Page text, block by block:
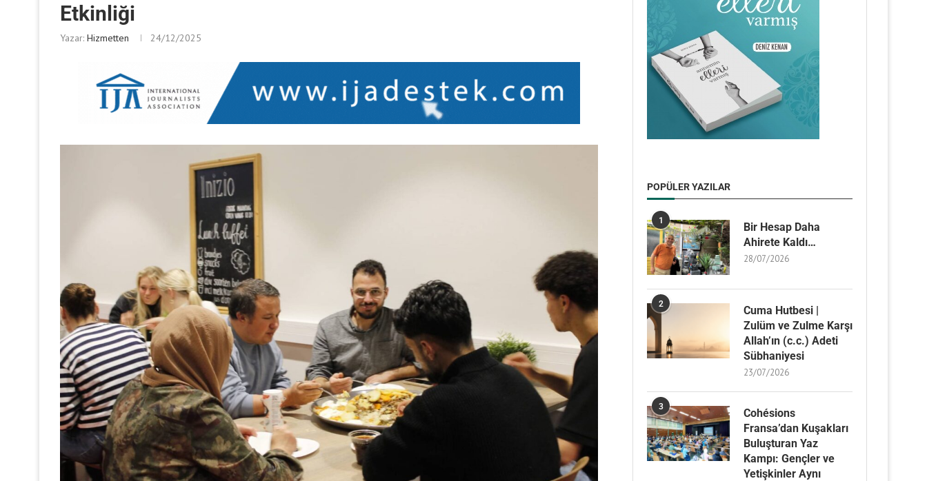
Etkinliği
Yazar: Hizmetten 24/12/2025
POPÜLER YAZILAR
1
Bir Hesap Daha
Ahirete Kaldı…
28/07/2026
2
Cuma Hutbesi |
Zulüm ve Zulme Karşı
Allah’ın (c.c.) Adeti
Sübhaniyesi
23/07/2026
3
Cohésions
Fransa’dan Kuşakları
Buluşturan Yaz
Kampı: Gençler ve
Yetişkinler Aynı